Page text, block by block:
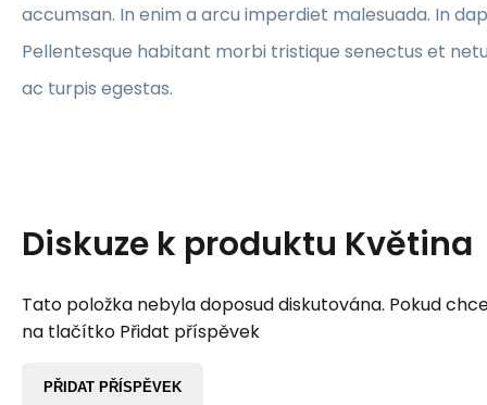
accumsan. In enim a arcu imperdiet malesuada. In
Pellentesque habitant morbi tristique senectus et
ac turpis egestas.
Diskuze k produktu Květina
Tato položka nebyla doposud diskutována. Pokud
na tlačítko Přidat příspěvek
PŘIDAT PŘÍSPĚVEK